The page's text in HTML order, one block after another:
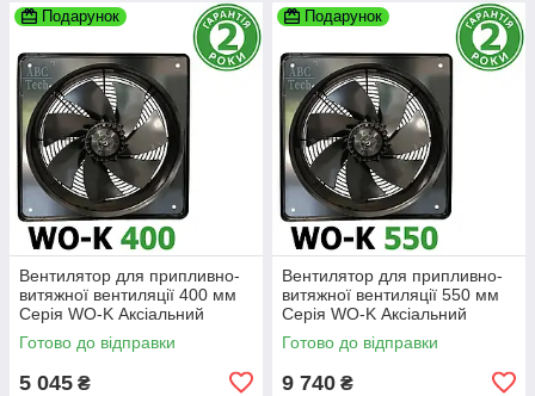
Подарунок
Вентилятор для припливно-
витяжної вентиляції 400 мм
Серія WO-K Аксіальний
вентилятор низького тиску
QuickAir
Готово до відправки
5 045 ₴
Подарунок
Вентилятор для припливно-
витяжної вентиляції 550 мм
Серія WO-K Аксіальний
вентилятор низького тиску
QuickAir
Готово до відправки
9 740 ₴